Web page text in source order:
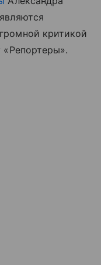
критикой